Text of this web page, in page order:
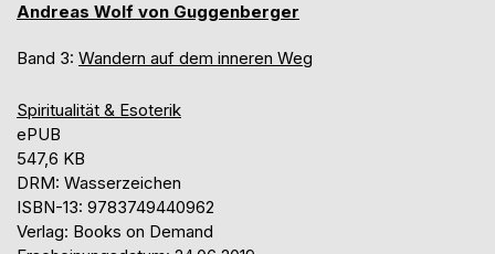
Andreas Wolf von Guggenberger
Band 3: Wandern auf dem inneren Weg
Spiritualität & Esoterik
ePUB
547,6 KB
DRM: Wasserzeichen
ISBN-13: 9783749440962
Verlag: Books on Demand